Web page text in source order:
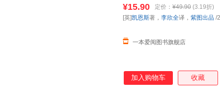
保障
¥15.90 定价： ¥49.90 (3.19折)
一本爱阅图书旗舰店
[英]凯恩斯著， 李欣全译， 紫图出品 /
加入购物车 收藏